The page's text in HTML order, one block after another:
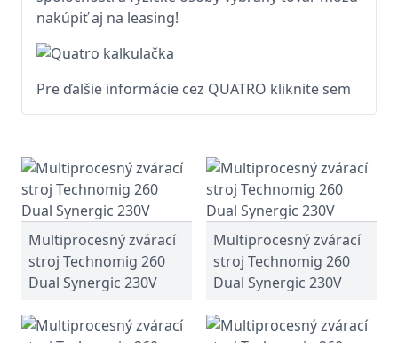
nakúpiť aj na leasing!
Pre ďalšie informácie cez QUATRO kliknite sem
Multiprocesný zvárací
stroj Technomig 260
Dual Synergic 230V
Multiprocesný zvárací
stroj Technomig 260
Dual Synergic 230V